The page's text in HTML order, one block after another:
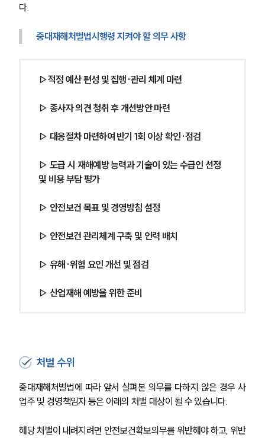
다.
중대재해처벌법시행령 지켜야 할 의무 사항
▷적정 예산 편성 및 집행·관리 체계 마련
▷ 종사자 의견 청취 후 개선방안 마련
▷ 대응절차 마련하여 반기 1회 이상 확인·점검
▷ 도급 시 재해예방 능력과 기술이 있는 수급인 선정
및 비용 부담 평가
▷ 안전보건 목표 및 경영방침 설정
▷ 안전보건 관리체계 구축 및 인력 배치
▷ 유해·위험 요인 개선 및 점검
▷ 산업재해 예방을 위한 준비
처벌 수위
중대재해처벌법에 따라 앞서 살펴본 의무를 다하지 않은 경우 사
업주 및 경영책임자 등은 아래의 처벌 대상이 될 수 있습니다.
해당 처벌이 내려지려면 안전보건확보의무를 위반해야 하고, 위반